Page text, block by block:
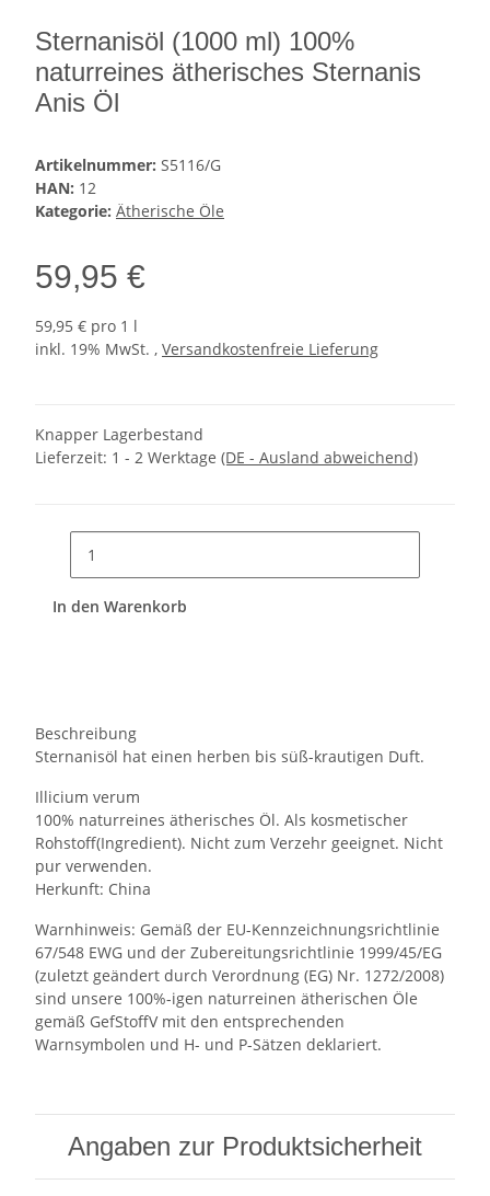
Sternanisöl (1000 ml) 100%
naturreines ätherisches Sternanis
Anis Öl
Artikelnummer: S5116/G
HAN: 12
Kategorie: Ätherische Öle
59,95 €
59,95 € pro 1 l
inkl. 19% MwSt. , Versandkostenfreie Lieferung
Knapper Lagerbestand
Lieferzeit: 1 - 2 Werktage (DE - Ausland abweichend)
In den Warenkorb
Beschreibung
Sternanisöl hat einen herben bis süß-krautigen Duft.
Illicium verum
100% naturreines ätherisches Öl. Als kosmetischer
Rohstoff(Ingredient). Nicht zum Verzehr geeignet. Nicht
pur verwenden.
Herkunft: China
Warnhinweis: Gemäß der EU-Kennzeichnungsrichtlinie
67/548 EWG und der Zubereitungsrichtlinie 1999/45/EG
(zuletzt geändert durch Verordnung (EG) Nr. 1272/2008)
sind unsere 100%-igen naturreinen ätherischen Öle
gemäß GefStoffV mit den entsprechenden
Warnsymbolen und H- und P-Sätzen deklariert.
Angaben zur Produktsicherheit